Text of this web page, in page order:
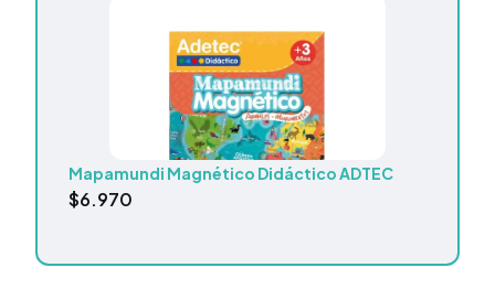
Mapamundi Magnético Didáctico ADTEC
$6.970